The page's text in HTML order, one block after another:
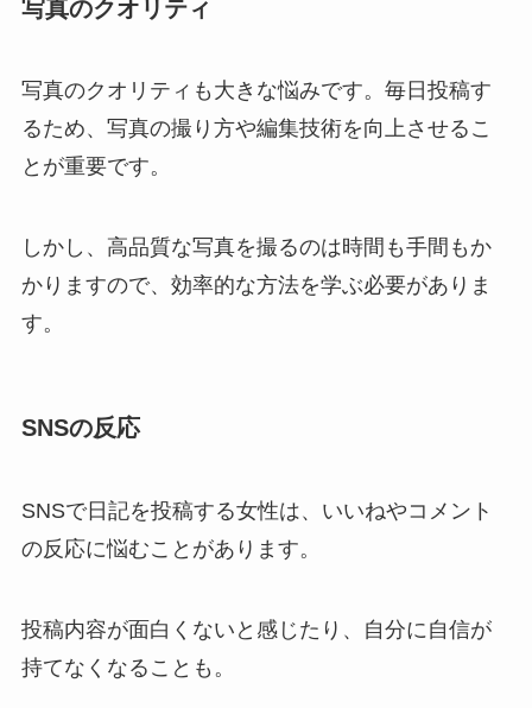
写真のクオリティ
写真のクオリティも大きな悩みです。毎日投稿す
るため、写真の撮り方や編集技術を向上させるこ
とが重要です。
しかし、高品質な写真を撮るのは時間も手間もか
かりますので、効率的な方法を学ぶ必要がありま
す。
SNSの反応
SNSで日記を投稿する女性は、いいねやコメント
の反応に悩むことがあります。
投稿内容が面白くないと感じたり、自分に自信が
持てなくなることも。